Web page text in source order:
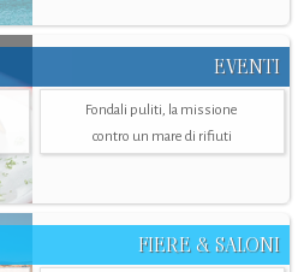
EVENTI
Fondali puliti, la missione
contro un mare di rifiuti
FIERE & SALONI